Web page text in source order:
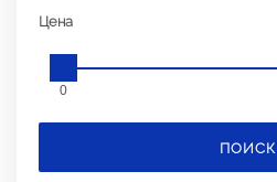
Цена
0
ПОИСК